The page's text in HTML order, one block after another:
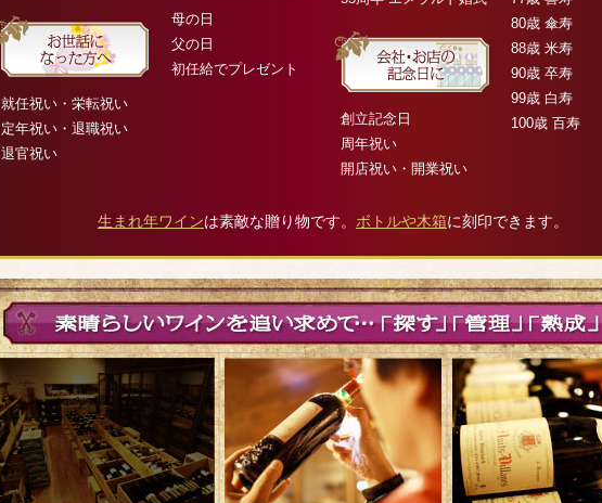
就任祝い・栄転祝い
定年祝い・退職祝い
退官祝い
母の日
父の日
初任給でプレゼント
創立記念日
周年祝い
開店祝い・開業祝い
80歳 傘寿
88歳 米寿
90歳 卒寿
99歳 白寿
100歳 百寿
生まれ年ワインは素敵な贈り物です。 ボトルや木箱に刻印できます。